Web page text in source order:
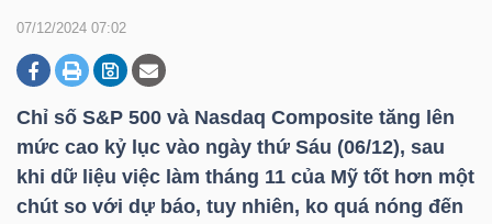
07/12/2024 07:02
Chỉ số S&P 500 và Nasdaq Composite tăng lên
mức cao kỷ lục vào ngày thứ Sáu (06/12), sau
khi dữ liệu việc làm tháng 11 của Mỹ tốt hơn một
chút so với dự báo, tuy nhiên, ko quá nóng đến
CHỨNG
KHOÁN
DOANH
NGHIỆP